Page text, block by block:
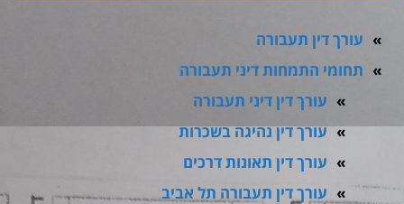
עורך דין תעבורה
תחומי התמחות דיני תעבורה
עורך דין דיני תעבורה
עורך דין נהיגה בשכרות
עורך דין תאונות דרכים
עורך דין תעבורה תל אביב